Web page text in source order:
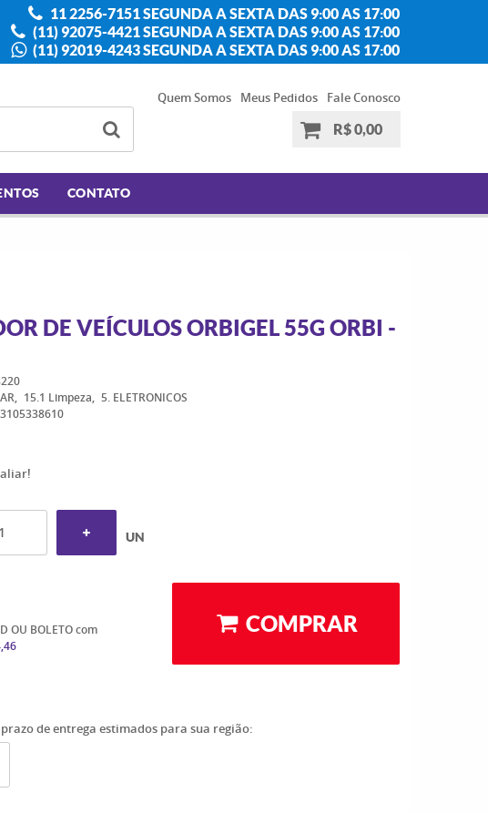
11 2256-7151 SEGUNDA A SEXTA DAS 9:00 AS 17:00
(11) 92075-4421 SEGUNDA A SEXTA DAS 9:00 AS 17:00
(11) 92019-4243 SEGUNDA A SEXTA DAS 9:00 AS 17:00
Quem Somos Meus Pedidos
Fale Conosco
R$ 0,00
CONTATO
DE VEÍCULOS ORBIGEL 55G ORBI -
15.1 Limpeza
5. ELETRONICOS
UN
OU BOLETO com
COMPRAR
de entrega estimados para sua região: